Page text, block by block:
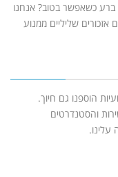
ברע כשאפשר בטוב? אנחנו
אזכורים שליליים ממנוע
הוספנו גם חיוך.
והסטנדרטים